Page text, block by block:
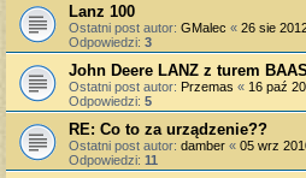
Lanz 100
Ostatni post autor: GMalec « 26 sie
Odpowiedzi: 3
John Deere LANZ z turem BAAS
Ostatni post autor: Przemas « 16 paź
Odpowiedzi: 5
RE: Co to za urządzenie??
Ostatni post autor: damber « 05 wrz
Odpowiedzi: 11